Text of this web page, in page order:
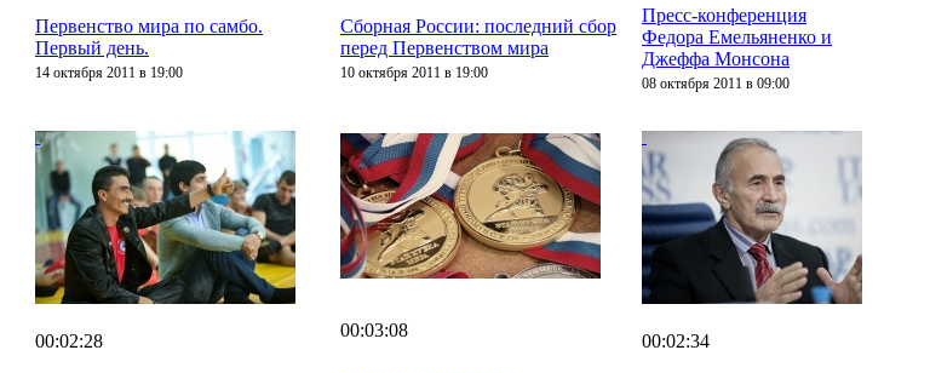
Первенство мира по самбо.
Первый день.
14 октября 2011 в 19:00
Сборная России: последний сбор
перед Первенством мира
10 октября 2011 в 19:00
Пресс-конференция
Федора Емельяненко и
Джеффа Монсона
08 октября 2011 в 09:00
00:02:28
00:03:08
00:02:34